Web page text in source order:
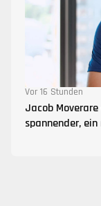
Vor 16 Stunden
Jacob
spannender,